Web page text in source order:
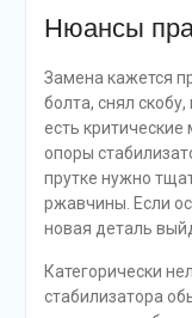
Нюансы
Замена кажется
болта, снял
есть
опоры
прутке нужно
ржавчины. Если
новая деталь
Категорически
стабилизатора